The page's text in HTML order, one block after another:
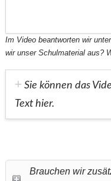
Im Video beantworten wir
wir unser Schulmaterial aus?
Sie können das
Text hier.
Brauchen wir